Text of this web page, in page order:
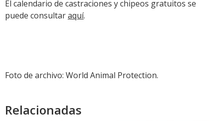
El calendario de castraciones y chipeos gratuitos se
puede consultaraquí.
Foto de archivo: World Animal Protection.
Relacionadas